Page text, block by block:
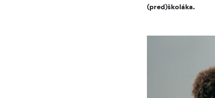
(pred)školáka.